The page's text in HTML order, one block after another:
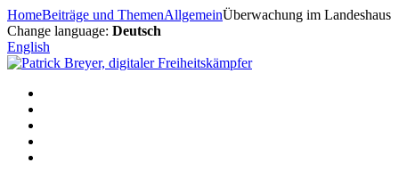
Zum
Inhalt
springen
HomeBeiträge und ThemenAllgemeinÜberwachung im Landeshaus
Change language: Deutsch
English